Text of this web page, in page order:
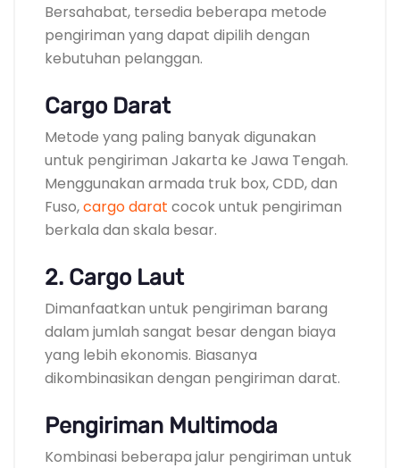
Bersahabat, tersedia beberapa metode
pengiriman yang dapat dipilih dengan
kebutuhan pelanggan.
Cargo Darat
Metode yang paling banyak digunakan
untuk pengiriman Jakarta ke Jawa Tengah.
Menggunakan armada truk box, CDD, dan
Fuso,cargo darat cocok untuk pengiriman
berkala dan skala besar.
2. Cargo Laut
Dimanfaatkan untuk pengiriman barang
dalam jumlah sangat besar dengan biaya
yang lebih ekonomis. Biasanya
dikombinasikan dengan pengiriman darat.
Pengiriman Multimoda
Kombinasi beberapa jalur pengiriman untuk